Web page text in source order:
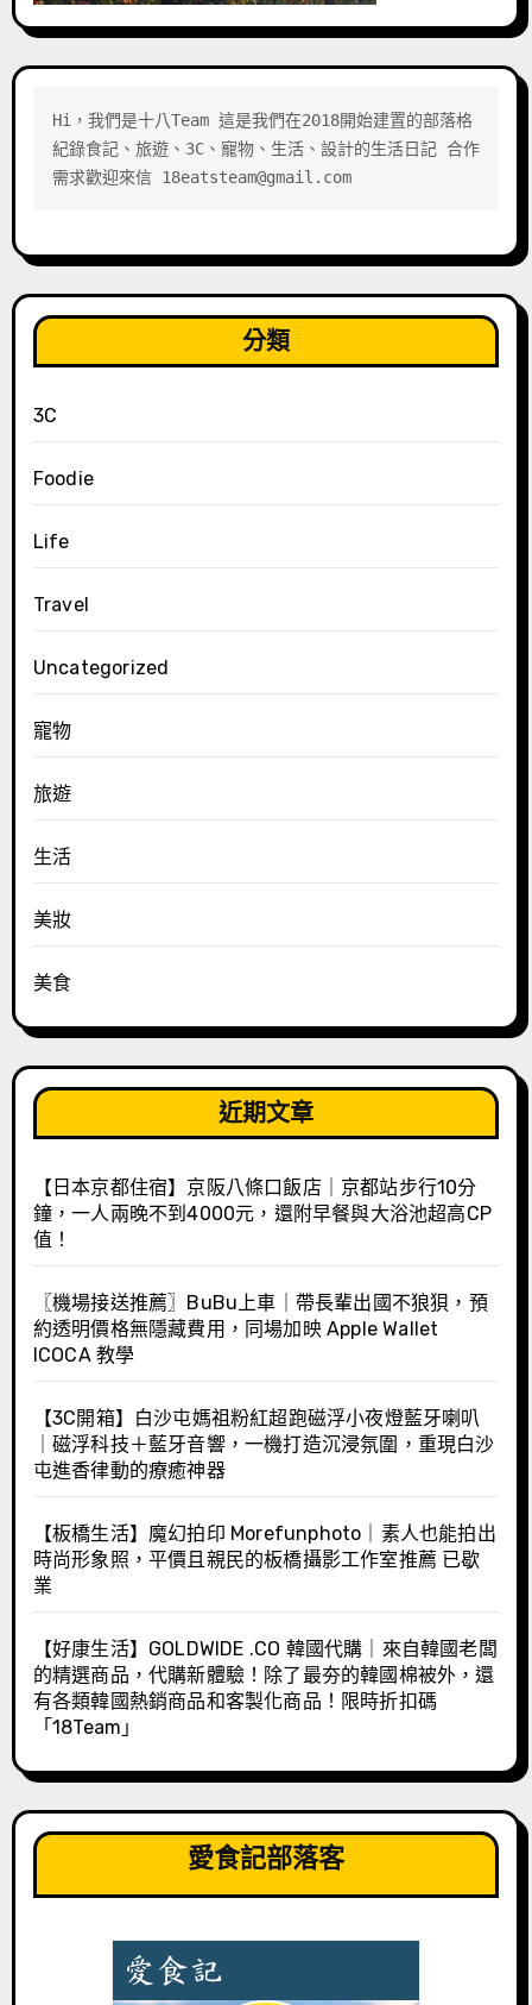
Hi，我們是十八Team 這是我們在2018開始建置的部落格
紀錄食記、旅遊、3C、寵物、生活、設計的生活日記 合作
需求歡迎來信 18eatsteam@gmail.com
分類
3C
Foodie
Life
Travel
Uncategorized
寵物
旅遊
生活
美妝
美食
近期文章
【日本京都住宿】京阪八條口飯店｜京都站步行10分
鐘，一人兩晚不到4000元，還附早餐與大浴池超高CP
值！
〖機場接送推薦〗BuBu上車｜帶長輩出國不狼狽，預
約透明價格無隱藏費用，同場加映 Apple Wallet
ICOCA 教學
【3C開箱】白沙屯媽祖粉紅超跑磁浮小夜燈藍牙喇叭
｜磁浮科技＋藍牙音響，一機打造沉浸氛圍，重現白沙
屯進香律動的療癒神器
【板橋生活】魔幻拍印 Morefunphoto｜素人也能拍出
時尚形象照，平價且親民的板橋攝影工作室推薦 已歇
業
【好康生活】GOLDWIDE .CO 韓國代購｜來自韓國老闆
的精選商品，代購新體驗！除了最夯的韓國棉被外，還
有各類韓國熱銷商品和客製化商品！限時折扣碼
「18Team」
愛食記部落客